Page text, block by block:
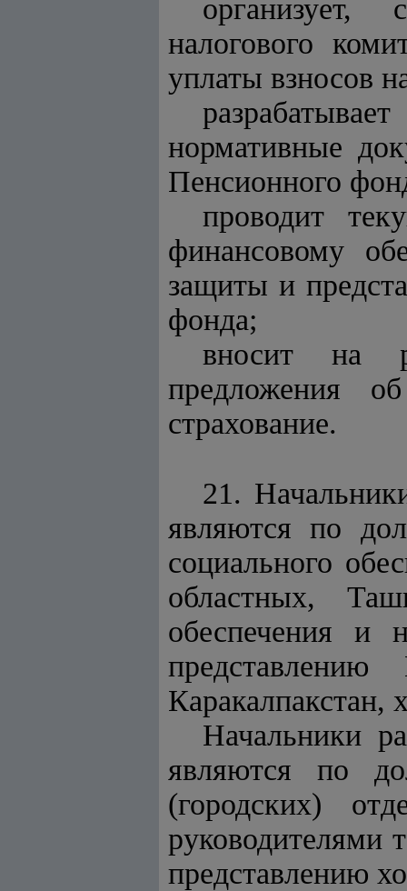
организует,
налогового
уплаты взносов
нормативные
Пенсионного
проводит
финансовому
защиты и
фонда;
вносит на
предложения
страхование.
21.
являются по
социального
областных,
обеспечения и
Каракалпакстан,
Начальники
являются по
(городских)
руководителями
представлению